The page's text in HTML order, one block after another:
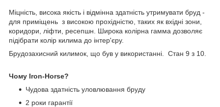
Міцність, висока якість і відмінна здатність утримувати бруд -
для приміщень з високою прохідністю, таких як вхідні зони,
коридори, ліфти, ресепшн. Широка колірна гамма дозволяє
підібрати колір килима до інтер'єру.
Брудозахисний килимок, що був у використанні. Стан 9 з 10.
Чому Iron-Horse?
Чудова здатність уловлювання бруду
2 роки гарантії